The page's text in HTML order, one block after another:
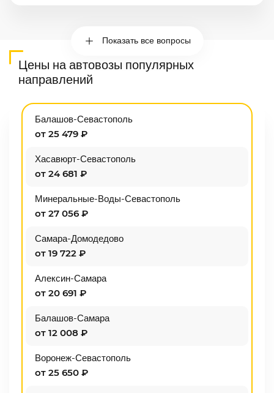
Показать все вопросы
Цены на автовозы популярных
направлений
Балашов-Севастополь
от 25 479 ₽
Хасавюрт-Севастополь
от 24 681 ₽
Минеральные-Воды-Севастополь
от 27 056 ₽
Самара-Домодедово
от 19 722 ₽
Алексин-Самара
от 20 691 ₽
Балашов-Самара
от 12 008 ₽
Воронеж-Севастополь
от 25 650 ₽